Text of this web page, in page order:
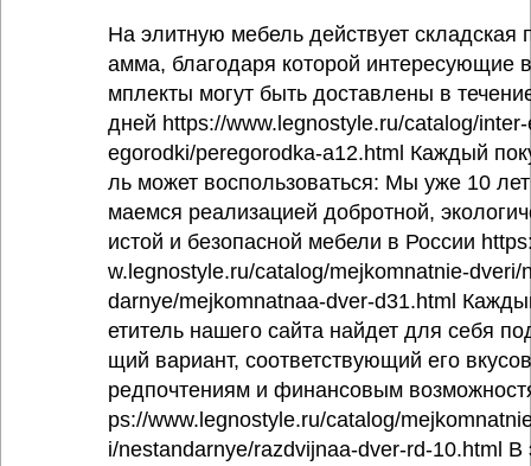
На элитную мебель действует складская
амма, благодаря которой интересующие
мплекты могут быть доставлены в
дней https://www.legnostyle.ru/catalog/
egorodki/peregorodka-a12.html Каждый
ль может воспользоваться: Мы уже 10
маемся реализацией добротной,
истой и безопасной мебели в России
w.legnostyle.ru/catalog/mejkomnatnie-dveri/
darnye/mejkomnatnaa-dver-d31.html
етитель нашего сайта найдет для себя
щий вариант, соответствующий его
редпочтениям и финансовым
ps://www.legnostyle.ru/catalog/
i/nestandarnye/razdvijnaa-dver-rd-10.html В